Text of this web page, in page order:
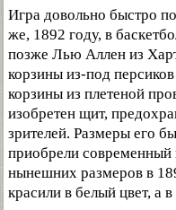
Игра довольно быстро
же, 1892 году, в
позже Лью Аллен из
корзины из-под
корзины из плетеной
изобретен щит,
зрителей. Размеры его
приобрели современный
нынешних размеров в
красили в белый цвет, а